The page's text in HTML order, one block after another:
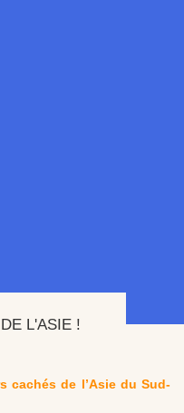
L'ASIE !
cachés de l’Asie du Sud-